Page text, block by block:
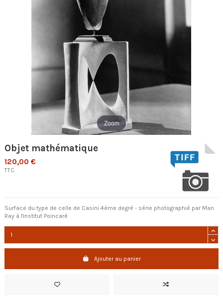
Zoom
Objet mathématique
120,00 €
TTC
Surface du type de celle de Casini 4ème degré - série photographié par Man
Ray à l'institut Poincaré
Ajouter au panier